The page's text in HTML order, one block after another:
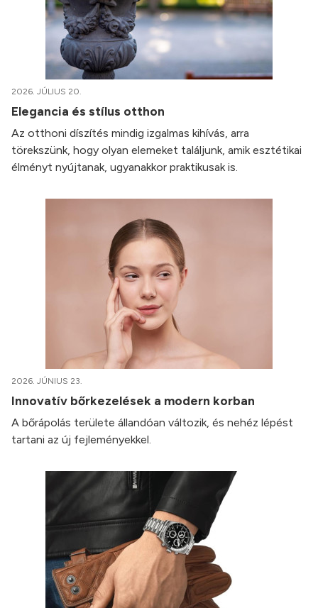
2026. JÚLIUS 20.
Elegancia és stílus otthon
Az otthoni díszítés mindig izgalmas kihívás, arra
törekszünk, hogy olyan elemeket találjunk, amik esztétikai
élményt nyújtanak, ugyanakkor praktikusak is.
2026. JÚNIUS 23.
Innovatív bőrkezelések a modern korban
A bőrápolás területe állandóan változik, és nehéz lépést
tartani az új fejleményekkel.